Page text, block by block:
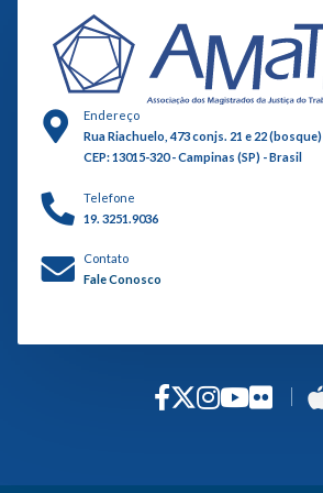
Endereço
Rua Riachuelo, 473 conjs. 21 e 22 (bosque)
CEP: 13015-320 - Campinas (SP) - Brasil
Telefone
19. 3251.9036
Contato
Fale Conosco